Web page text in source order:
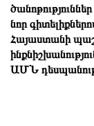
նոր
Հայաստանի
ԱՄՆ